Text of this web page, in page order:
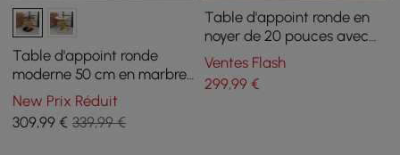
Table d'appoint ronde
moderne 50 cm en marbre
artificiel noir
New Prix Réduit
309,99 € 339,99 €
Table d'appoint ronde en
noyer de 20 pouces avec
plateau en travertin
Ventes Flash
299,99€